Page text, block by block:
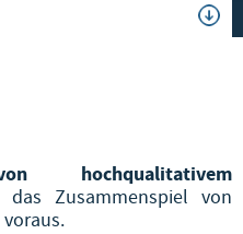
hochqualitativem
das Zusammenspiel von